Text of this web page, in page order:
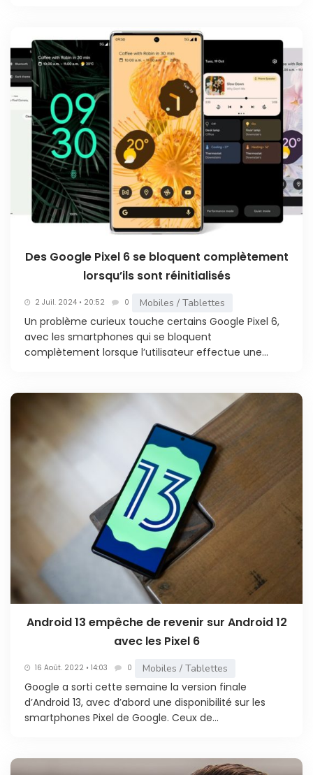
Des Google Pixel 6 se bloquent complètement
lorsqu’ils sont réinitialisés
2 Juil. 2024 • 20:52 0 Mobiles / Tablettes
Un problème curieux touche certains Google Pixel 6,
avec les smartphones qui se bloquent
complètement lorsque l’utilisateur effectue une...
Android 13 empêche de revenir sur Android 12
avec les Pixel 6
16 Août. 2022 • 14:03 0 Mobiles / Tablettes
Google a sorti cette semaine la version finale
d’Android 13, avec d’abord une disponibilité sur les
smartphones Pixel de Google. Ceux de...